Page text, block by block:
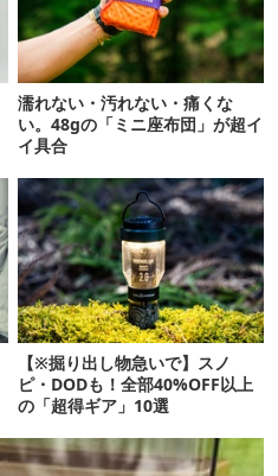
濡れない・汚れない・痛くな
い。48gの「ミニ座布団」が超イ
イ具合
【※掘り出し物急いで】スノ
ピ・DODも！全部40%OFF以上
の「超得ギア」10選